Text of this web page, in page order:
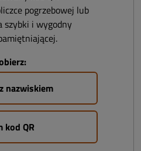
pogrzebowej lub
szybki i wygodny
nazwiskiem
kod QR